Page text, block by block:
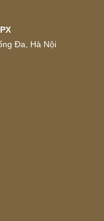
Đa, Hà Nội